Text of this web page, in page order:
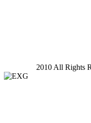
2010 All Rights